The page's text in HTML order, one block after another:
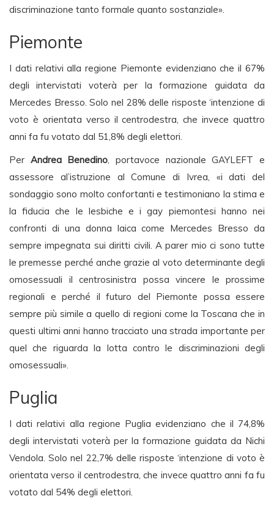
discriminazione tanto formale quanto sostanziale».
Piemonte
I dati relativi alla regione Piemonte evidenziano che il 67%
degli intervistati voterà per la formazione guidata da
Mercedes Bresso. Solo nel 28% delle risposte ‘intenzione di
voto è orientata verso il centrodestra, che invece quattro
anni fa fu votato dal 51,8% degli elettori.
Per Andrea Benedino, portavoce nazionale GAYLEFT e
assessore al’istruzione al Comune di Ivrea, «i dati del
sondaggio sono molto confortanti e testimoniano la stima e
la fiducia che le lesbiche e i gay piemontesi hanno nei
confronti di una donna laica come Mercedes Bresso da
sempre impegnata sui diritti civili. A parer mio ci sono tutte
le premesse perché anche grazie al voto determinante degli
omosessuali il centrosinistra possa vincere le prossime
regionali e perché il futuro del Piemonte possa essere
sempre più simile a quello di regioni come la Toscana che in
questi ultimi anni hanno tracciato una strada importante per
quel che riguarda la lotta contro le discriminazioni degli
omosessuali».
Puglia
I dati relativi alla regione Puglia evidenziano che il 74,8%
degli intervistati voterà per la formazione guidata da Nichi
Vendola. Solo nel 22,7% delle risposte ‘intenzione di voto è
orientata verso il centrodestra, che invece quattro anni fa fu
votato dal 54% degli elettori.